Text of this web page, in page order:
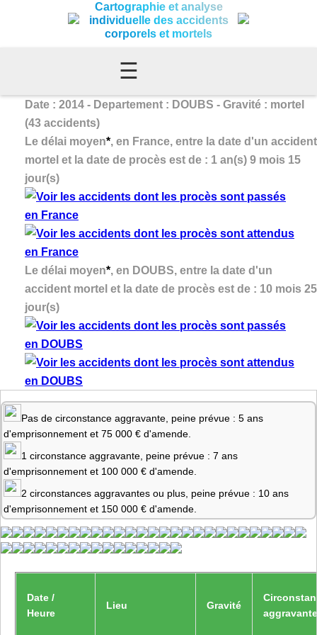
Cartographie et analyse
individuelle des accidents
corporels et mortels
☰
Date : 2014 - Departement : DOUBS - Gravité : mortel
(43 accidents)
Le délai moyen*, en France, entre la date d'un accident
mortel et la date de procès est de : 1 an(s) 9 mois 15
jour(s)
Le délai moyen*, en DOUBS, entre la date d'un
accident mortel et la date de procès est de : 10 mois 25
jour(s)
Pas de circonstance aggravante, peine prévue : 5 ans
d'emprisonnement et 75 000 € d'amende.
1 circonstance aggravante, peine prévue : 7 ans
d'emprisonnement et 100 000 € d'amende.
2 circonstances aggravantes ou plus, peine prévue : 10 ans
d'emprisonnement et 150 000 € d'amende.
Date /
Heure
Lieu Gravité